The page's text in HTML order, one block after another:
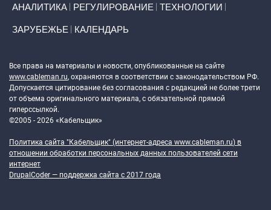
АНАЛИТИКА РЕГУЛИРОВАНИЕ ТЕХНОЛОГИИ
ЗАРУБЕЖЬЕ КАЛЕНДАРЬ
Все права на материалы и новости, опубликованные на сайте
www.cableman.ru, охраняются в соответствии с законодательством РФ.
Допускается цитирование без согласования с редакцией не более трети
от объема оригинального материала, с обязательной прямой
гиперссылкой.
©2005 - 2026 «Кабельщик»
Политика сайта "Кабельщик" (интернет-адреса www.cableman.ru) в
отношении обработки персональных данных пользователей сети
интернет
DrupalCoder — поддержка сайта c 2017 года